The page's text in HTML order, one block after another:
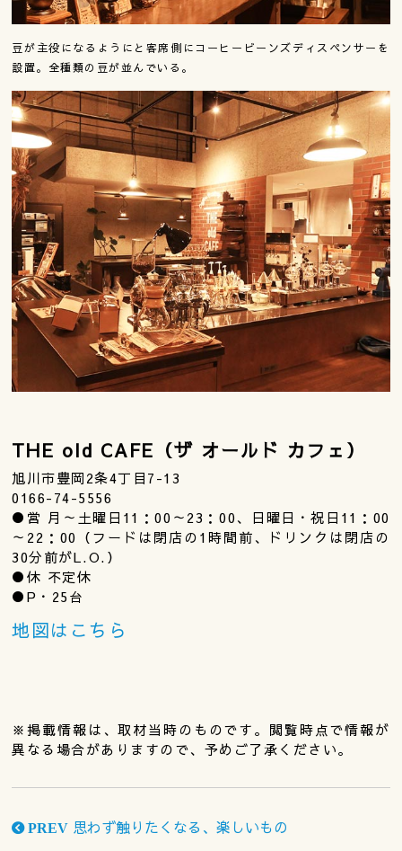
豆が主役になるようにと客席側にコーヒービーンズディスペンサーを
設置。全種類の豆が並んでいる。
THE old CAFE（ザ オールド カフェ）
旭川市豊岡2条4丁目7-13
0166-74-5556
●営 月～土曜日11：00～23：00、日曜日・祝日11：00
～22：00（フードは閉店の1時間前、ドリンクは閉店の
30分前がL.O.）
●休 不定休
●P・25台
地図はこちら
※掲載情報は、取材当時のものです。閲覧時点で情報が
異なる場合がありますので、予めご了承ください。
PREV 思わず触りたくなる、楽しいもの